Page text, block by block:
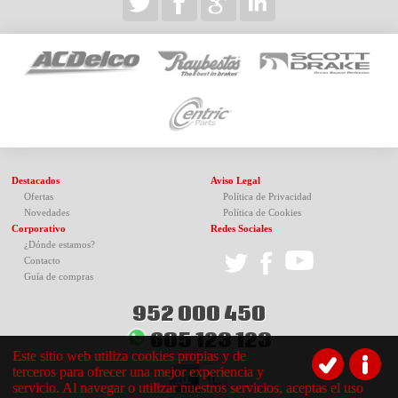
Destacados
Ofertas
Novedades
Corporativo
¿Dónde estamos?
Contacto
Guía de compras
Aviso Legal
Política de Privacidad
Política de Cookies
Redes Sociales
952 000 450
605 123 123
Este sitio web utiliza cookies propias y de
terceros para ofrecer una mejor experiencia y
servicio. Al navegar o utilizar nuestros servicios, aceptas el uso